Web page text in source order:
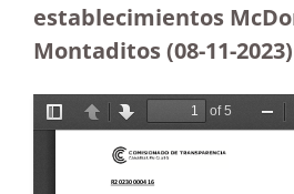
establecimientos
Montaditos (08-11-2023)